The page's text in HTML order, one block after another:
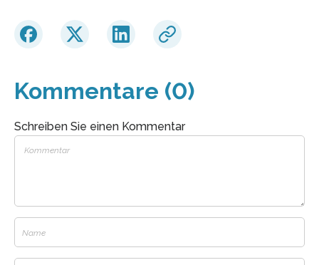
Kommentare (0)
Schreiben Sie einen Kommentar